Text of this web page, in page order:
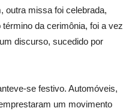
outra missa foi celebrada,
da cerimônia, foi a vez
discurso, sucedido por
se festivo. Automóveis,
um movimento